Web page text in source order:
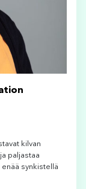
kilvan
paljastaa
synkistellä